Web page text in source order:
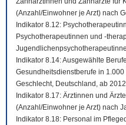
(Anzahl/Einwohner je Arzt) nach
Indikator 8.12:
Psychotherapeutinnen und -
Indikator 8.14: Ausgewählte
Gesundheitsdienstberufe in
Geschlecht, Deutschland, ab 2012
Indikator 8.17: Ärztinnen und
(Anzahl/Einwohner je Arzt) nach
Indikator 8.18: Personal im